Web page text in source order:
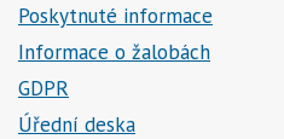
Poskytnuté informace
Informace o žalobách
GDPR
Úřední deska